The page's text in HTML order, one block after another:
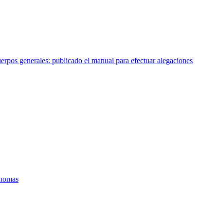
generales: publicado el manual para efectuar alegaciones